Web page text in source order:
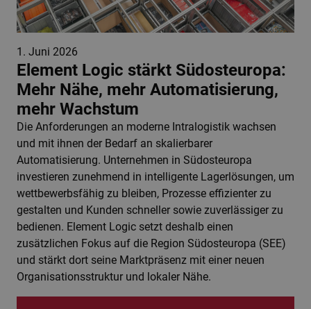
1. Juni 2026
Element Logic stärkt Südosteuropa:
Mehr Nähe, mehr Automatisierung,
mehr Wachstum
Die Anforderungen an moderne Intralogistik wachsen
und mit ihnen der Bedarf an skalierbarer
Automatisierung. Unternehmen in Südosteuropa
investieren zunehmend in intelligente Lagerlösungen, um
wettbewerbsfähig zu bleiben, Prozesse effizienter zu
gestalten und Kunden schneller sowie zuverlässiger zu
bedienen. Element Logic setzt deshalb einen
zusätzlichen Fokus auf die Region Südosteuropa (SEE)
und stärkt dort seine Marktpräsenz mit einer neuen
Organisationsstruktur und lokaler Nähe.
ENGLISH